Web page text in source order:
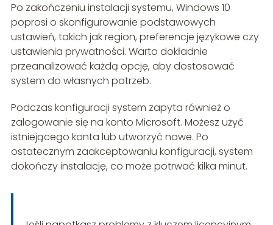
Po zakończeniu instalacji systemu, Windows 10
poprosi o skonfigurowanie podstawowych
ustawień, takich jak region, preferencje językowe czy
ustawienia prywatności. Warto dokładnie
przeanalizować każdą opcję, aby dostosować
system do własnych potrzeb.
Podczas konfiguracji system zapyta również o
zalogowanie się na konto Microsoft. Możesz użyć
istniejącego konta lub utworzyć nowe. Po
ostatecznym zaakceptowaniu konfiguracji, system
dokończy instalację, co może potrwać kilka minut.